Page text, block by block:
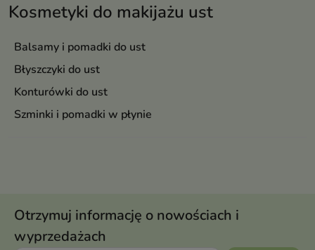
Kosmetyki do makijażu ust
Balsamy i pomadki do ust
Błyszczyki do ust
Konturówki do ust
Szminki i pomadki w płynie
Otrzymuj informację o nowościach i
wyprzedażach